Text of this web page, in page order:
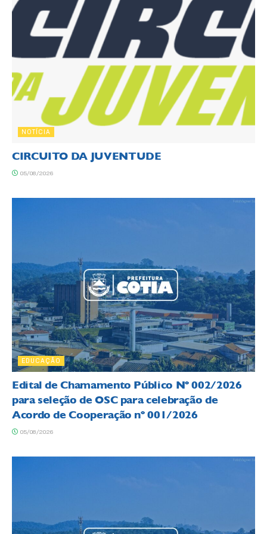
NOTÍCIA
CIRCUITO DA JUVENTUDE
05/08/2026
EDUCAÇÃO
Edital de Chamamento Público Nº 002/2026
para seleção de OSC para celebração de
Acordo de Cooperação nº 001/2026
05/08/2026